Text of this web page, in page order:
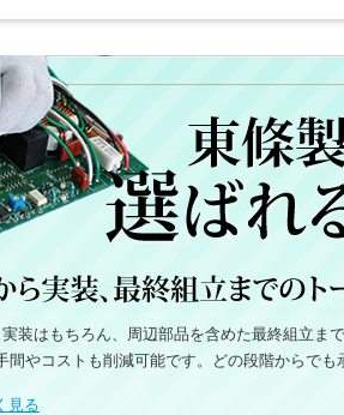
装はもちろん、周辺部品を含めた最終組立ま
間やコストも削減可能です。どの段階からでも
見る